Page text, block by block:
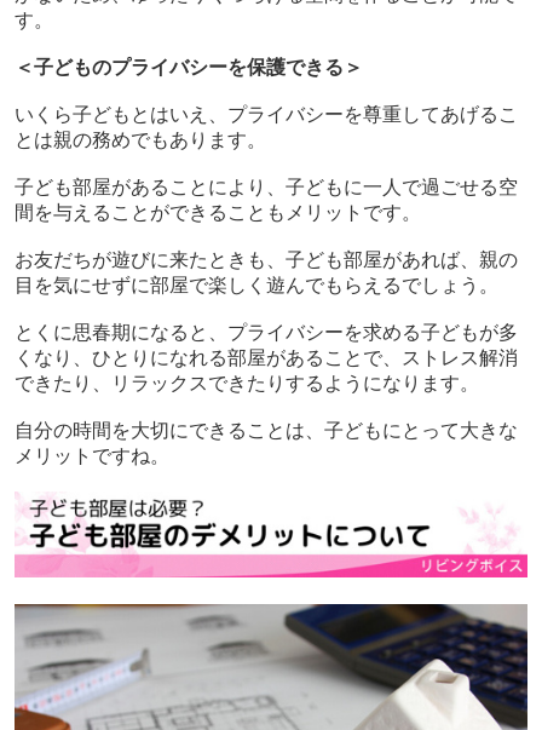
す。
＜子どものプライバシーを保護できる＞
いくら子どもとはいえ、プライバシーを尊重してあげるこ
とは親の務めでもあります。
子ども部屋があることにより、子どもに一人で過ごせる空
間を与えることができることもメリットです。
お友だちが遊びに来たときも、子ども部屋があれば、親の
目を気にせずに部屋で楽しく遊んでもらえるでしょう。
とくに思春期になると、プライバシーを求める子どもが多
くなり、ひとりになれる部屋があることで、ストレス解消
できたり、リラックスできたりするようになります。
自分の時間を大切にできることは、子どもにとって大きな
メリットですね。